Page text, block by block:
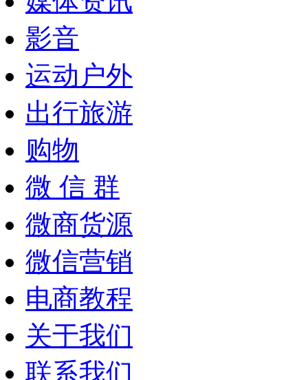
影音
运动户外
出行旅游
购物
微 信 群
微商货源
微信营销
电商教程
关于我们
联系我们